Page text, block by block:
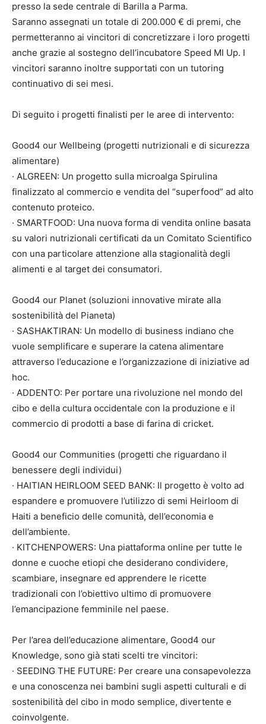
presso la sede centrale di Barilla a Parma.
Saranno assegnati un totale di 200.000 € di premi, che
permetteranno ai vincitori di concretizzare i loro progetti
anche grazie al sostegno dell’incubatore Speed MI Up. I
vincitori saranno inoltre supportati con un tutoring
continuativo di sei mesi.
Di seguito i progetti finalisti per le aree di intervento:
Good4 our Wellbeing (progetti nutrizionali e di sicurezza
alimentare)
· ALGREEN: Un progetto sulla microalga Spirulina
finalizzato al commercio e vendita del “superfood” ad alto
contenuto proteico.
· SMARTFOOD: Una nuova forma di vendita online basata
su valori nutrizionali certificati da un Comitato Scientifico
con una particolare attenzione alla stagionalità degli
alimenti e al target dei consumatori.
Good4 our Planet (soluzioni innovative mirate alla
sostenibilità del Pianeta)
· SASHAKTIRAN: Un modello di business indiano che
vuole semplificare e superare la catena alimentare
attraverso l’educazione e l’organizzazione di iniziative ad
hoc.
· ADDENTO: Per portare una rivoluzione nel mondo del
cibo e della cultura occidentale con la produzione e il
commercio di prodotti a base di farina di cricket.
Good4 our Communities (progetti che riguardano il
benessere degli individui)
· HAITIAN HEIRLOOM SEED BANK: Il progetto è volto ad
espandere e promuovere l’utilizzo di semi Heirloom di
Haiti a beneficio delle comunità, dell’economia e
dell’ambiente.
· KITCHENPOWERS: Una piattaforma online per tutte le
donne e cuoche etiopi che desiderano condividere,
scambiare, insegnare ed apprendere le ricette
tradizionali con l’obiettivo ultimo di promuovere
l’emancipazione femminile nel paese.
Per l’area dell’educazione alimentare, Good4 our
Knowledge, sono già stati scelti tre vincitori:
· SEEDING THE FUTURE: Per creare una consapevolezza
e una conoscenza nei bambini sugli aspetti culturali e di
sostenibilità del cibo in modo semplice, divertente e
coinvolgente.